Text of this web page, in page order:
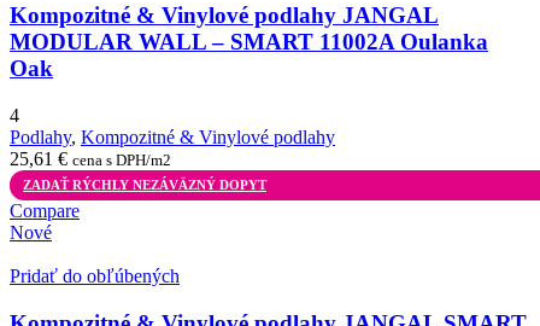
Kompozitné & Vinylové podlahy JANGAL
MODULAR WALL – SMART 11002A Oulanka
Oak
4
Podlahy, Kompozitné & Vinylové podlahy
25,61 € cena s DPH/m2
ZADAŤ RÝCHLY NEZÁVÄZNÝ DOPYT
Compare
Nové
Pridať do obľúbených